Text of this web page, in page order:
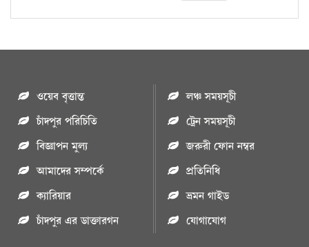
ওয়েব বৃত্তান্ত
চাঁদপুর পরিচিতি
বিজ্ঞাপন মুল্য
আমাদের সম্পর্কে
ক্যারিয়ার
চাঁদপুর এর ডাক্তারগন
লঞ্চ সময়সূচী
ট্রেন সময়সূচী
জরুরী ফোন নম্বর
প্রতিনিধি
ভ্রমন গাইড
যোগাযোগ